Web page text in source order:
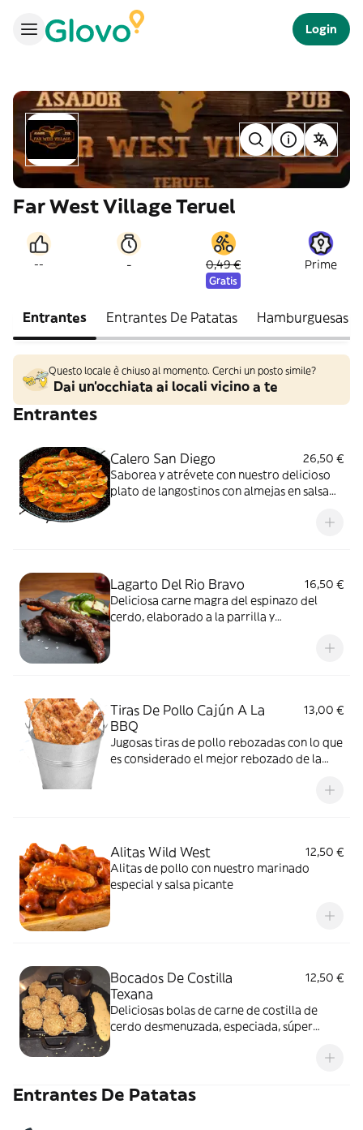
Login
Far West Village Teruel
-- - 0,49 €
Gratis
Prime
Entrantes Entrantes De Patatas Hamburguesas
Questo locale è chiuso al momento. Cerchi un posto simile?
Dai un'occhiata ai locali vicino a te
Entrantes
Calero San Diego
26,50 €
Saborea y atrévete con nuestro delicioso
plato de langostinos con almejas en salsa
Lagarto Del Rio Bravo
16,50 €
Deliciosa carne magra del espinazo del
cerdo, elaborado a la parrilla y
casera de bacon con cebolla caramelizada
Tiras De Pollo Cajún A La
BBQ
13,00 €
Jugosas tiras de pollo rebozadas con lo que
es considerado el mejor rebozado de la
deliciosas, disfrútalas aún más mojándolas
Alitas Wild West
12,50 €
Alitas de pollo con nuestro marinado
especial y salsa picante
Bocados De Costilla
Texana
12,50 €
Deliciosas bolas de carne de costilla de
cerdo desmenuzada, especiada, súper
Entrantes De Patatas